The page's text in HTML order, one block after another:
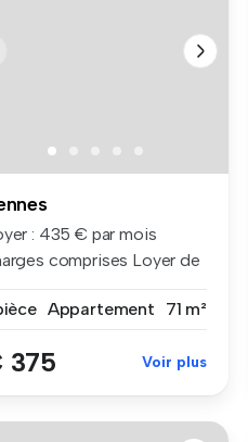
: 435 € par mois
comprises Loyer de
Appartement 71 m²
375 Voir plus